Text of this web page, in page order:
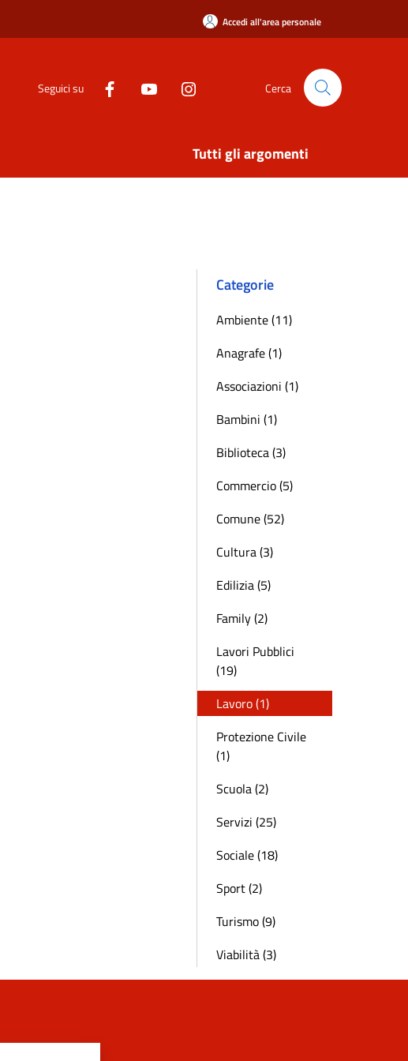
Accedi all'area personale
Seguici su Cerca
Tutti gli argomenti
Categorie
Ambiente (11)
Anagrafe (1)
Associazioni (1)
Bambini (1)
Biblioteca (3)
Commercio (5)
Comune (52)
Cultura (3)
Edilizia (5)
Family (2)
Lavori Pubblici
(19)
Lavoro (1)
Protezione Civile
(1)
Scuola (2)
Servizi (25)
Sociale (18)
Sport (2)
Turismo (9)
Viabilità (3)